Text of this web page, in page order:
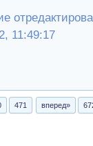
11:49:17
471 вперед»